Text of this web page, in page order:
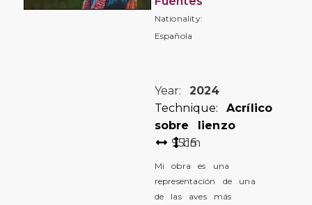
Nationality:
Española
Year: 2024
Technique: Acrílico
sobre lienzo
95115
cm
Mi obra es una
representación de una
de las aves más